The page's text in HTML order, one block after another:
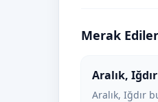
Merak
Aralık,
Aralık, Iğdır